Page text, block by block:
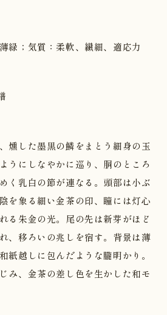
緑；気質：柔軟、繊細、適応力
燻した墨黒の鱗をまとう細身の玉
うにしなやかに巡り、胴のところ
く乳白の節が連なる。頭部は小ぶ
を象る細い金茶の印、瞳には灯心
る朱金の光。尾の先は新芽がほど
、移ろいの兆しを宿す。背景は薄
紙越しに包んだような朧明かり。
み、金茶の差し色を生かした和モ